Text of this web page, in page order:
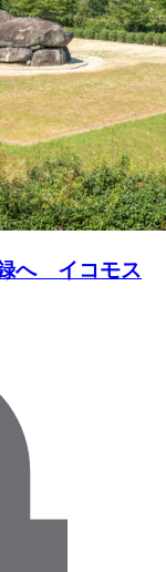
録へ イコモス